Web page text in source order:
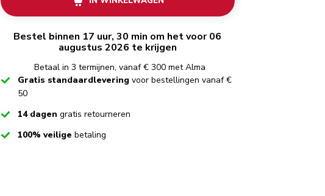
Bestel binnen 17 uur, 30 min om het voor 06
augustus 2026 te krijgen
Betaal in 3 termijnen, vanaf € 300 met Alma
CheckedGratis standaardlevering voor bestellingen vanaf €
50
Checked14 dagen gratis retourneren
Checked100% veilige betaling